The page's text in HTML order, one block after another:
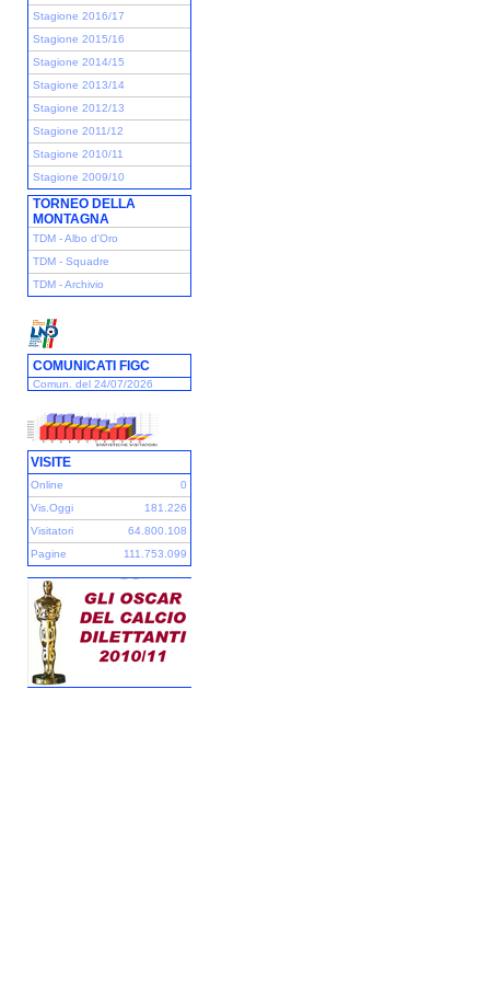
Stagione 2016/17
Stagione 2015/16
Stagione 2014/15
Stagione 2013/14
Stagione 2012/13
Stagione 2011/12
Stagione 2010/11
Stagione 2009/10
TORNEO DELLA
MONTAGNA
TDM - Albo d'Oro
TDM - Squadre
TDM - Archivio
COMUNICATI FIGC
Comun. del 24/07/2026
VISITE
Online
0
Vis.Oggi
181.226
Visitatori
64.800.108
Pagine
111.753.099